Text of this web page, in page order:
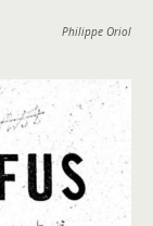
Philippe Oriol